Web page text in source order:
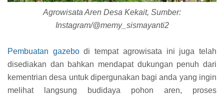
Agrowisata Aren Desa Kekait, Sumber:
Instagram/@memy_sismayanti2
Pembuatan gazebodi tempat agrowisata ini juga telah
disediakan dan bahkan mendapat dukungan penuh dari
kementrian desa untuk dipergunakan bagi anda yang ingin
melihat langsung budidaya pohon aren, proses